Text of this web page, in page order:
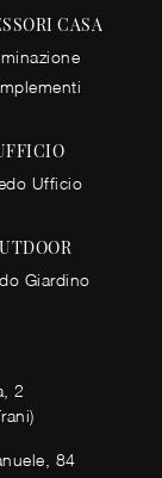
CASA
Ufficio
Giardino
2
84